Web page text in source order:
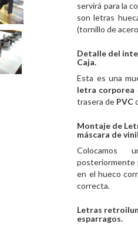
servirá para la
son letras
(tornillo de
Detalle del
Caja.
Esta es una
letra corporea
trasera de PVC
Montaje de
máscara de
Colocamos
posteriormente
en el hueco
correcta.
Letras
esparragos.